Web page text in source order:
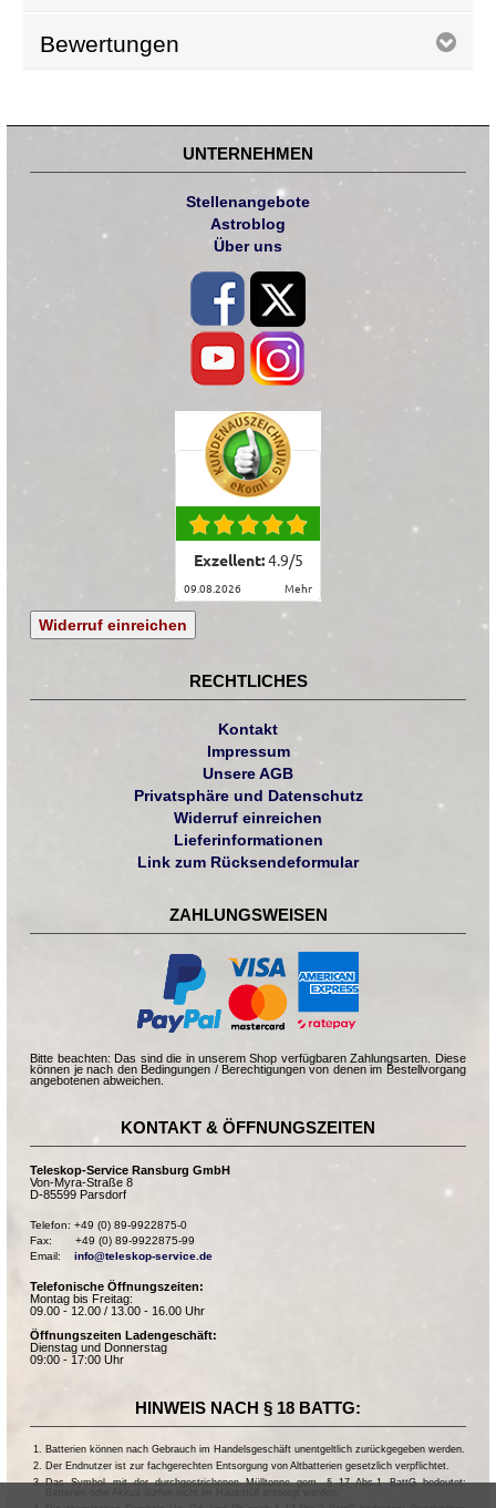
Bewertungen
UNTERNEHMEN
Stellenangebote
Astroblog
Über uns
Exzellent:4.9/5
09.08.2026 mehr
Widerruf einreichen
RECHTLICHES
Kontakt
Impressum
Unsere AGB
Privatsphäre und Datenschutz
Widerruf einreichen
Lieferinformationen
Link zum Rücksendeformular
ZAHLUNGSWEISEN
Bitte beachten: Das sind die in unserem Shop verfügbaren Zahlungsarten. Diese
können je nach den Bedingungen / Berechtigungen von denen im Bestellvorgang
angebotenen abweichen.
KONTAKT & ÖFFNUNGSZEITEN
Teleskop-Service Ransburg GmbH
Von-Myra-Straße 8
D-85599 Parsdorf
Telefon: +49 (0) 89-9922875-0
Fax:       +49 (0) 89-9922875-99
Email: info@teleskop-service.de
Telefonische Öffnungszeiten:
Montag bis Freitag:
09.00 - 12.00 / 13.00 - 16.00 Uhr
Öffnungszeiten Ladengeschäft:
Dienstag und Donnerstag
09:00 - 17:00 Uhr
HINWEIS NACH § 18 BATTG:
Batterien können nach Gebrauch im Handelsgeschäft unentgeltlich zurückgegeben werden.
Der Endnutzer ist zur fachgerechten Entsorgung von Altbatterien gesetzlich verpflichtet.
Das Symbol mit der durchgestrichenen Mülltonne gem. § 17 Abs.1 BattG bedeutet: